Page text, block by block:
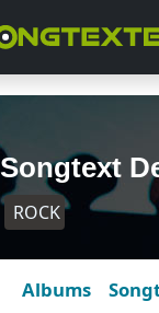
Songtext
ROCK
Albums